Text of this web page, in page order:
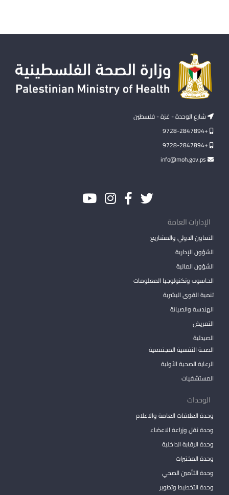
شارع الوحدة - غزة - فلسطين
+9728-2847894
+9728-2847894
الإدارات العامة
التعاون الدولي والمشاريع
الشؤون الإدارية
الشؤون المالية
الحاسوب وتكنولوجيا المعلومات
تنمية القوى البشرية
الهندسة والصيانة
التمريض
الصيدلية
الصحة النفسية المجتمعية
الرعاية الصحية الأولية
المستشفيات
الوحدات
وحدة العلاقات العامة والاعلام
وحدة نقل وزراعة الاعضاء
وحدة الرقابة الداخلية
وحدة المختبرات
وحدة التأمين الصحي
وحدة التخطيط وتطوير